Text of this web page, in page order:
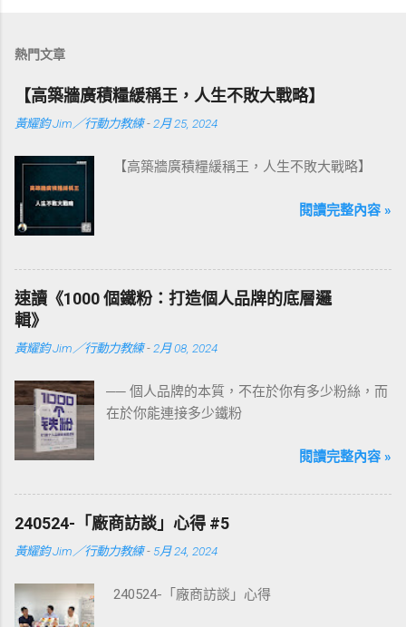
熱門文章
【高築牆廣積糧緩稱王，人生不敗大戰略】
黃耀鈞 Jim／行動力教練 - 2月 25, 2024
【高築牆廣積糧緩稱王，人生不敗大戰略】
閱讀完整內容 »
速讀《1000 個鐵粉：打造個人品牌的底層邏
輯》
黃耀鈞 Jim／行動力教練 - 2月 08, 2024
── 個人品牌的本質，不在於你有多少粉絲，而
在於你能連接多少鐵粉
閱讀完整內容 »
240524-「廠商訪談」心得 #5
黃耀鈞 Jim／行動力教練 - 5月 24, 2024
240524-「廠商訪談」心得